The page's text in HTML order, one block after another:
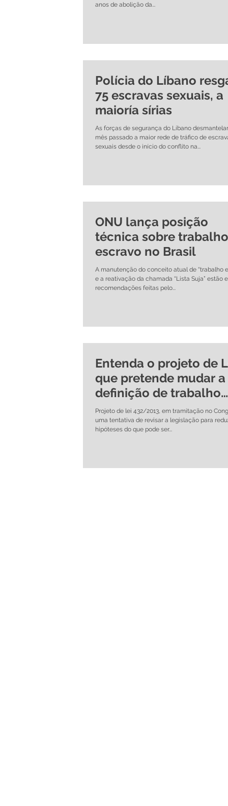
anos de abolição da...
Polícia do Líbano
75 escravas sexuais, a
maioría sírias
As forças de segurança do Líbano
mês passado a maior rede de tráfico de
sexuais desde o início do conflito na...
ONU lança posição
técnica sobre trabalho
escravo no Brasil
A manutenção do conceito atual de “trabalho
e a reativação da chamada “Lista Suja” estão
recomendações feitas pelo...
Entenda o projeto de
que pretende mudar a
definição de trabalho
escravo no Brasil e
ajude a
Projeto de lei 432/2013, em tramitação no
uma tentativa de revisar a legislação para
hipóteses do que pode ser...